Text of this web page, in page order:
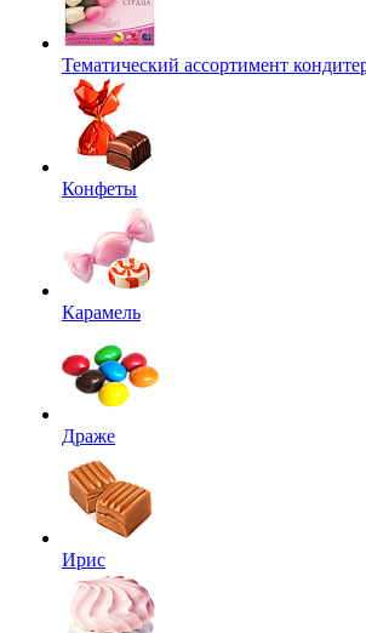
Тематический ассортимент
Конфеты
Карамель
Драже
Ирис